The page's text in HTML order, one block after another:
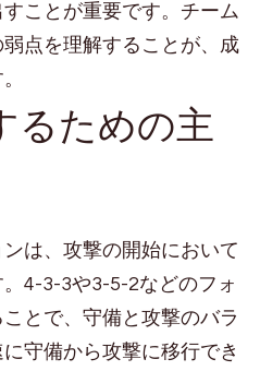
ことが重要です。チーム
点を理解することが、成
るための主
は、攻撃の開始において
4-3-3や3-5-2などのフォ
とで、守備と攻撃のバラ
守備から攻撃に移行でき